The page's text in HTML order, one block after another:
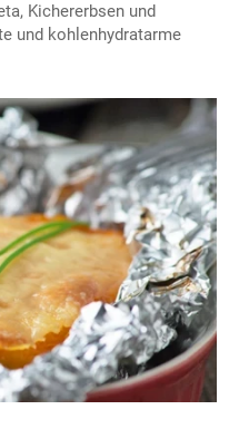
Kichererbsen und
und kohlenhydratarme